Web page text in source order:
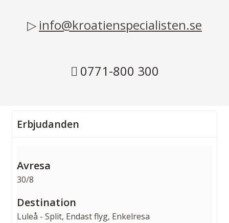
info@kroatienspecialisten.se
0771-800 300
Erbjudanden
30/8
Luleå - Split, Endast flyg, Enkelresa